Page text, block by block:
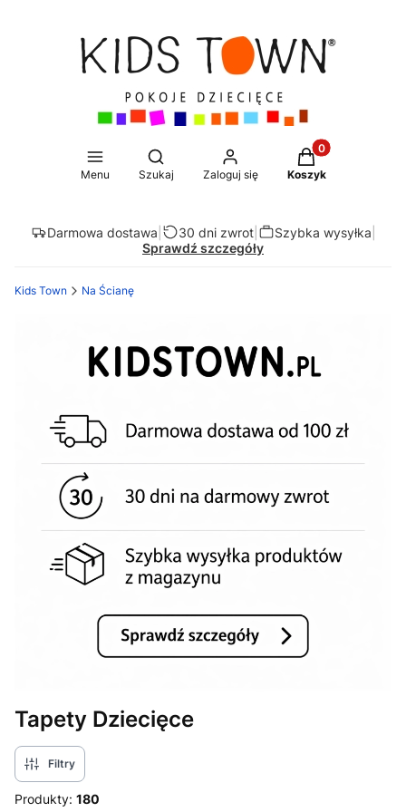
Menu
Otwórz wyszukiwarkę
Szukaj Zaloguj się
Produkty w
Koszyk
Darmowa dostawa 30 dni zwrot| Szybka wysyłka
Sprawdź szczegóły
Kids Town Na Ścianę
Tapety Dziecięce
Filtry
Produkty: 180